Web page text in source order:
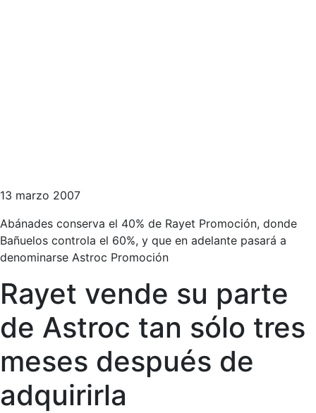
13 marzo 2007
Abánades conserva el 40% de Rayet Promoción, donde
Bañuelos controla el 60%, y que en adelante pasará a
denominarse Astroc Promoción
Rayet vende su parte
de Astroc tan sólo tres
meses después de
adquirirla